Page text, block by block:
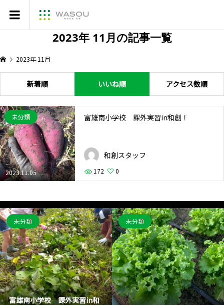
2023年 11月の記事一覧
2023年 11月
新着順 いいね順 アクセス数順
2023.11.05
未分類 富雄南小学校 課外実習in和創！
和創スタッフ
172 0
未分類
富雄南小学校 課外実習in和
未分類